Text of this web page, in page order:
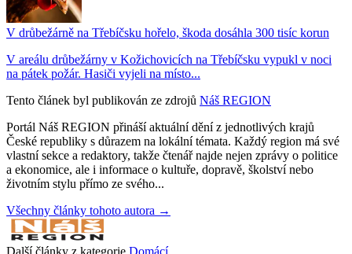
V drůbežárně na Třebíčsku hořelo, škoda dosáhla 300 tisíc korun
V areálu drůbežárny v Kožichovicích na Třebíčsku vypukl v noci
na pátek požár. Hasiči vyjeli na místo...
Tento článek byl publikován ze zdrojů Náš REGION
Portál Náš REGION přináší aktuální dění z jednotlivých krajů
České republiky s důrazem na lokální témata. Každý region má své
vlastní sekce a redaktory, takže čtenář najde nejen zprávy o politice
a ekonomice, ale i informace o kultuře, dopravě, školství nebo
životním stylu přímo ze svého...
Všechny články tohoto autora →